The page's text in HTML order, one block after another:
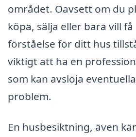
området. Oavsett om du
köpa, sälja eller bara vill
förståelse för ditt hus
viktigt att ha en
som kan avslöja
problem.
En husbesiktning, även